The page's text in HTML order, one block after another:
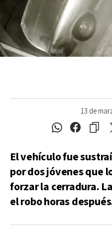
13 de
El vehículo fue
por dos jóvenes que
forzar la cerradura.
el robo horas